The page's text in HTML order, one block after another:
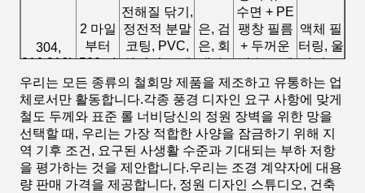
304,
316,316L
2 마일
부터
500 마
일까지
전해질 닦기,
정전적 분말
코팅, PVC,
와이어 드래
잉 패시베이
션
은, 검
은, 회
색, 녹
색
수면 + PE
팽창 필름
+ 두꺼운
방수 크래
프트 종이
+ PP 직물
가방
액체 필
터링, 울
타리 보
호, 장식
우리는 모든 종류의 철회망 제품을 제조하고 유통하는 업
체로서만 활동합니다.각종 풍경 디자인 요구 사항에 맞게
철도 두께와 표준 롤 너비당신의 정원 장벽을 위한 망을
선택할 때, 우리는 가장 적합한 사양을 잠금하기 위해 지
역 기후 조건, 요구된 사생활 수준과 기대되는 부하 저항
을 평가하는 것을 제안합니다.우리는 조경 계약자에 대용
량 판매 가격을 제공합니다, 정원 디자인 스튜디오, 건축